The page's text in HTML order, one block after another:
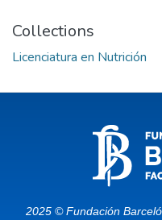
Collections
Licenciatura en Nutrición
2025 © Fundación